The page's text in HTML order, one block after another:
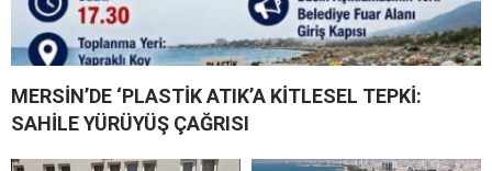
MERSİN’DE ‘PLASTİK ATIK’A KİTLESEL TEPKİ:
SAHİLE YÜRÜYÜŞ ÇAĞRISI